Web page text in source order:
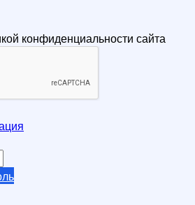
конфиденциальности сайта